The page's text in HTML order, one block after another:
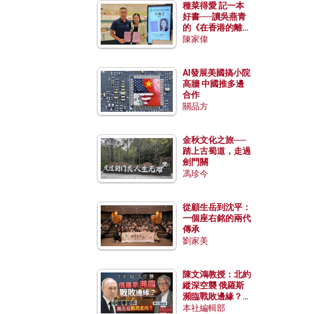
種菜得愛 記一本
好書──讀吳燕青
的《在香港的離島
種菜》
陳家偉
AI發展美國搞小院
高牆 中國推多邊
合作
關品方
金秋文化之旅──
踏上古蜀道，走過
劍門關
馮珍今
從顧生岳到沈平：
一個座右銘的兩代
傳承
劉家美
陳文鴻教授：北約
縱深空襲 俄羅斯
瀕臨戰敗邊緣？中
國零部件能左右戰
本社編輯部